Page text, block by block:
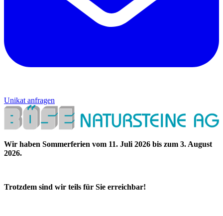
Unikat anfragen
Wir haben Sommerferien vom 11. Juli 2026 bis zum 3. August
2026.
Trotzdem sind wir teils für Sie erreichbar!